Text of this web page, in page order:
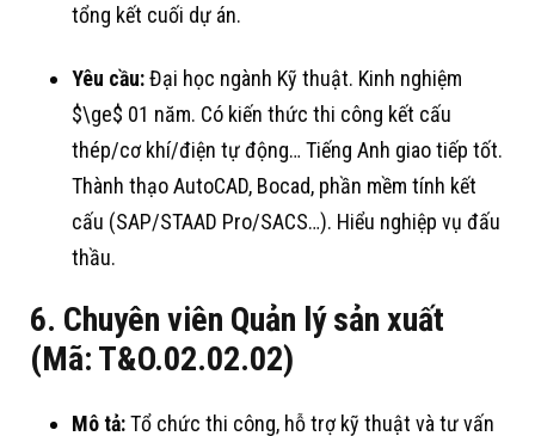
tổng kết cuối dự án.
Yêu cầu:Đại học ngành Kỹ thuật. Kinh nghiệm
$\ge$ 01 năm. Có kiến thức thi công kết cấu
thép/cơ khí/điện tự động… Tiếng Anh giao tiếp tốt.
Thành thạo AutoCAD, Bocad, phần mềm tính kết
cấu (SAP/STAAD Pro/SACS…). Hiểu nghiệp vụ đấu
thầu.
6. Chuyên viên Quản lý sản xuất
(Mã: T&O.02.02.02)
Mô tả:Tổ chức thi công, hỗ trợ kỹ thuật và tư vấn